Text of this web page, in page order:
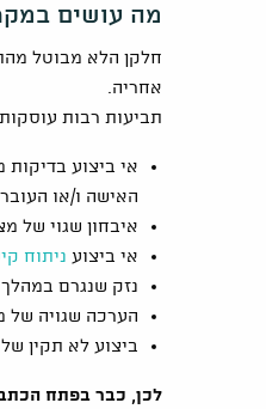
מה עושים
חלקן הלא מבוטל
אחריה.
תביעות רבות
אי ביצוע
האישה ו/או
איבחון שגוי של
אי ביצוע ניתוח
נזק שנגרם
הערכה שגויה של
ביצוע לא תקין
לכן, כבר בפתח